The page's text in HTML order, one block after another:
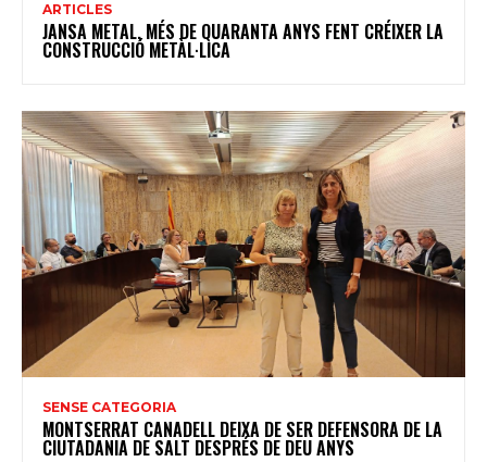
ARTICLES
JANSA METAL, MÉS DE QUARANTA ANYS FENT CRÉIXER LA
CONSTRUCCIÓ METÀL·LICA
SENSE CATEGORIA
MONTSERRAT CANADELL DEIXA DE SER DEFENSORA DE LA
CIUTADANIA DE SALT DESPRÉS DE DEU ANYS